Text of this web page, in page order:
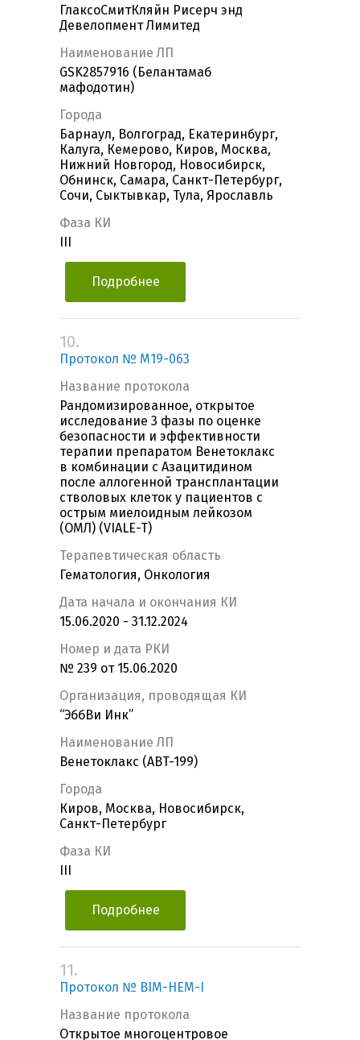
ГлаксоСмитКляйн Рисерч энд
Девелопмент Лимитед
Наименование ЛП
GSK2857916 (Белантамаб
мафодотин)
Города
Барнаул, Волгоград, Екатеринбург,
Калуга, Кемерово, Киров, Москва,
Нижний Новгород, Новосибирск,
Обнинск, Самара, Санкт-Петербург,
Сочи, Сыктывкар, Тула, Ярославль
Фаза КИ
Подробнее
10.
Протокол № M19-063
Название протокола
Рандомизированное, открытое
исследование 3 фазы по оценке
безопасности и эффективности
терапии препаратом Венетоклакс
в комбинации с Азацитидином
после аллогенной трансплантации
стволовых клеток у пациентов с
острым миелоидным лейкозом
(ОМЛ) (VIALE-T)
Терапевтическая область
Гематология, Онкология
Дата начала и окончания КИ
15.06.2020 - 31.12.2024
Номер и дата РКИ
№ 239 от 15.06.2020
Организация, проводящая КИ
“ЭббВи Инк”
Наименование ЛП
Венетоклакс (ABT-199)
Города
Киров, Москва, Новосибирск,
Санкт-Петербург
Фаза КИ
Подробнее
11.
Протокол № BIM-HEM-I
Название протокола
Открытое многоцентровое